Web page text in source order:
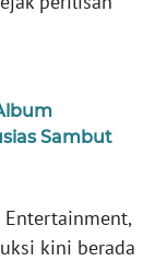
Sambut
Entertainment,
kini berada